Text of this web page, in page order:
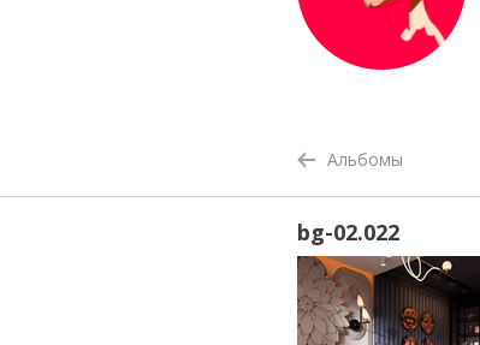
Альбомы
bg-02.022